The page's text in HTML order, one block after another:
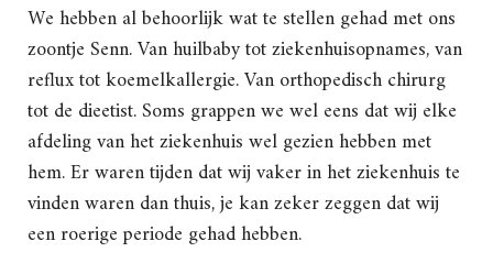
We hebben al behoorlijk wat te stellen gehad met ons
zoontje Senn. Van huilbaby tot ziekenhuisopnames, van
reflux tot koemelkallergie. Van orthopedisch chirurg
tot de dieetist. Soms grappen we wel eens dat wij elke
afdeling van het ziekenhuis wel gezien hebben met
hem. Er waren tijden dat wij vaker in het ziekenhuis te
vinden waren dan thuis, je kan zeker zeggen dat wij
een roerige periode gehad hebben.